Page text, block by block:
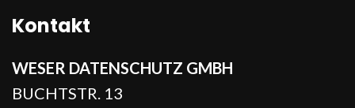
Kontakt
WESER DATENSCHUTZ GMBH
BUCHTSTR. 13